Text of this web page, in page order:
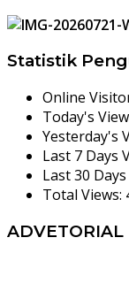
Statistik
Online
Today's
Yesterday's
Last 7 Days
Last 30 Days
Total Views:
ADVETORIAL